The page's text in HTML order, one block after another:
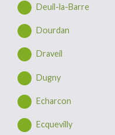
Deuil-la-Barre
Dourdan
Draveil
Dugny
Echarcon
Ecquevilly